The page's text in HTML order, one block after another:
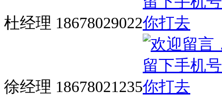
杜经理 18678029022
徐经理 18678021235